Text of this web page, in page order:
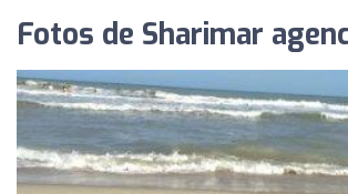
Fotos de Sharimar